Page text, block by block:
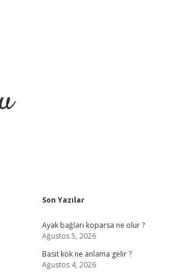
Sidebar
Son Yazılar
Ayak bağları koparsa ne olur ?
Ağustos 5, 2026
Basit kök ne anlama gelir ?
Ağustos 4, 2026
ilbet yeni girişbetexpergiris.casino